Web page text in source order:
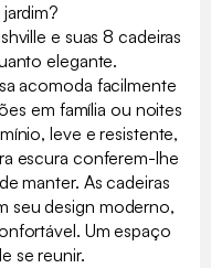
e suas 8 cadeiras
elegante.
acomoda facilmente
em família ou noites
leve e resistente,
escura conferem-lhe
manter. As cadeiras
seu design moderno,
Um espaço
se reunir.